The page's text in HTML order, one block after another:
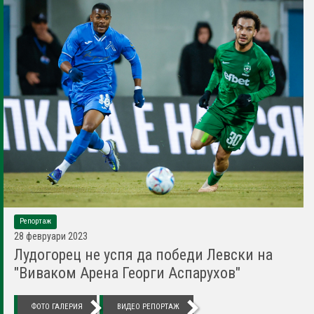
Репортаж
28 февруари 2023
Лудогорец не успя да победи Левски на
"Виваком Арена Георги Аспарухов"
ФОТО ГАЛЕРИЯ ВИДЕО РЕПОРТАЖ